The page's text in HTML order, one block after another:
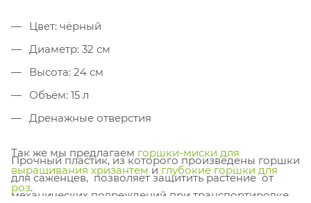
Цвет: чёрный
Диаметр: 32 см
Высота: 24 см
Объём: 15 л
Дренажные отверстия
Прочный пластик, из которого произведены горшки
для саженцев, позволяет защитить растение от
механических повреждений при транспортировке.
Так же мы предлагаем горшки-миски для
выращивания хризантем и глубокие горшки для
роз.